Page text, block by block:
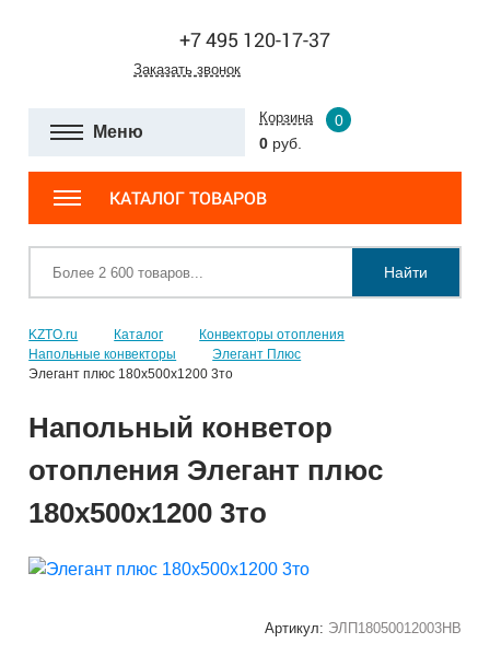
+7 495 120-17-37
Заказать звонок
Меню
Корзина
0
0 руб.
КАТАЛОГ ТОВАРОВ
Найти
KZTO.ru Каталог
Конвекторы отопления
Напольные конвекторы
Элегант Плюс
Элегант плюс 180x500x1200 3то
Напольный конветор
отопления Элегант плюс
180x500x1200 3то
Артикул: ЭЛП18050012003НВ